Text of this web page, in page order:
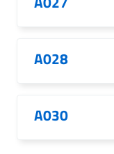
A028
A030